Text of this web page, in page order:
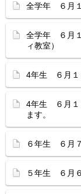
全学年 ６月
全学年 ６月
ィ教室）
4年生 ６月１
4年生 ６月１
ます。
６年生 ６月
５年生 ６月